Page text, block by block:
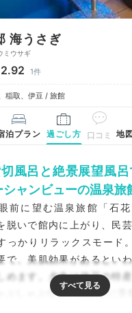
海うさぎ
ミウサギ
2.92 1件
稲取、伊豆 / 旅館
泊プラン 過ごし方 口コミ 地
風呂と絶景展望風
シャンビューの温泉旅
前に望む温泉旅館「石
脱いで館内に上がり、民
っかりリラックスモード
で、美肌効果があるとい
めます。夕食は伊豆の特
ぶしゃぶなどの御馳走に舌